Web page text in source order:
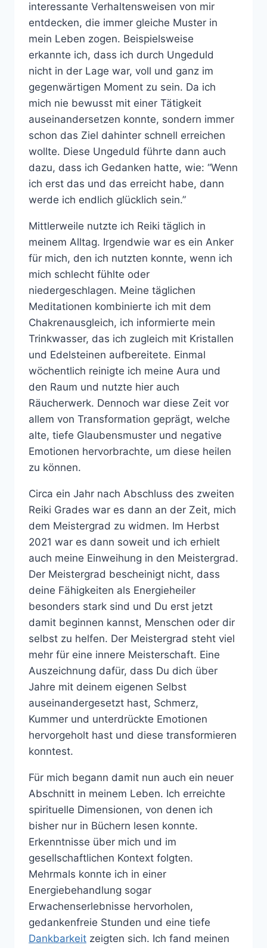
interessante Verhaltensweisen von mir
entdecken, die immer gleiche Muster in
mein Leben zogen. Beispielsweise
erkannte ich, dass ich durch Ungeduld
nicht in der Lage war, voll und ganz im
gegenwärtigen Moment zu sein. Da ich
mich nie bewusst mit einer Tätigkeit
auseinandersetzen konnte, sondern immer
schon das Ziel dahinter schnell erreichen
wollte. Diese Ungeduld führte dann auch
dazu, dass ich Gedanken hatte, wie: “Wenn
ich erst das und das erreicht habe, dann
werde ich endlich glücklich sein.”
Mittlerweile nutzte ich Reiki täglich in
meinem Alltag. Irgendwie war es ein Anker
für mich, den ich nutzten konnte, wenn ich
mich schlecht fühlte oder
niedergeschlagen. Meine täglichen
Meditationen kombinierte ich mit dem
Chakrenausgleich, ich informierte mein
Trinkwasser, das ich zugleich mit Kristallen
und Edelsteinen aufbereitete. Einmal
wöchentlich reinigte ich meine Aura und
den Raum und nutzte hier auch
Räucherwerk. Dennoch war diese Zeit vor
allem von Transformation geprägt, welche
alte, tiefe Glaubensmuster und negative
Emotionen hervorbrachte, um diese heilen
zu können.
Circa ein Jahr nach Abschluss des zweiten
Reiki Grades war es dann an der Zeit, mich
dem Meistergrad zu widmen. Im Herbst
2021 war es dann soweit und ich erhielt
auch meine Einweihung in den Meistergrad.
Der Meistergrad bescheinigt nicht, dass
deine Fähigkeiten als Energieheiler
besonders stark sind und Du erst jetzt
damit beginnen kannst, Menschen oder dir
selbst zu helfen. Der Meistergrad steht viel
mehr für eine innere Meisterschaft. Eine
Auszeichnung dafür, dass Du dich über
Jahre mit deinem eigenen Selbst
auseinandergesetzt hast, Schmerz,
Kummer und unterdrückte Emotionen
hervorgeholt hast und diese transformieren
konntest.
Für mich begann damit nun auch ein neuer
Abschnitt in meinem Leben. Ich erreichte
spirituelle Dimensionen, von denen ich
bisher nur in Büchern lesen konnte.
Erkenntnisse über mich und im
gesellschaftlichen Kontext folgten.
Mehrmals konnte ich in einer
Energiebehandlung sogar
Erwachenserlebnisse hervorholen,
gedankenfreie Stunden und eine tiefe
Dankbarkeit zeigten sich. Ich fand meinen